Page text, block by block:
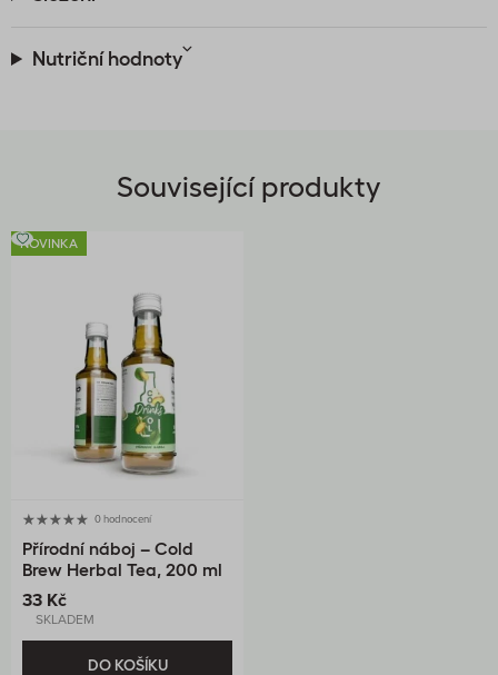
Nutriční hodnoty
Související produkty
NOVINKA
0 hodnocení
Přírodní náboj – Cold
Brew Herbal Tea, 200 ml
33 Kč
SKLADEM
DO KOŠÍKU